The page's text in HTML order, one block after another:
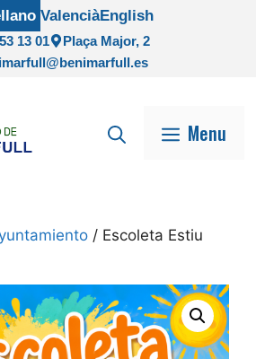
13 01
Plaça Major, 2
ValenciàEnglish
Menu
/ Escoleta Estiu